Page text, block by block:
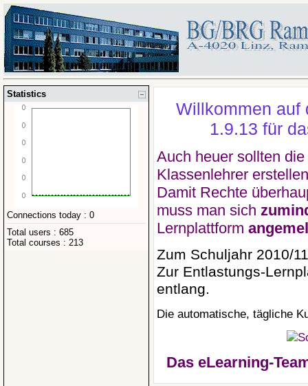
Statistics
Connections today : 0
Total users : 685
Total courses : 213
Willkommen auf
1.9.13 für
Auch heuer sollten
Klassenlehrer
Damit Rechte
muss man sich
Lernplattform
Zum Schuljahr 2010/
Zur Entlastungs-
entlang.
Die automatische, tägliche
Das eLearning-